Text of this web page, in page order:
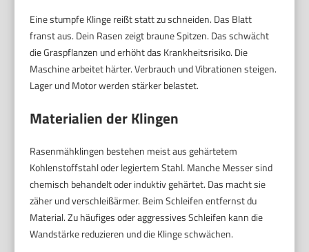
Eine stumpfe Klinge reißt statt zu schneiden. Das Blatt
franst aus. Dein Rasen zeigt braune Spitzen. Das schwächt
die Graspflanzen und erhöht das Krankheitsrisiko. Die
Maschine arbeitet härter. Verbrauch und Vibrationen steigen.
Lager und Motor werden stärker belastet.
Materialien der Klingen
Rasenmähklingen bestehen meist aus gehärtetem
Kohlenstoffstahl oder legiertem Stahl. Manche Messer sind
chemisch behandelt oder induktiv gehärtet. Das macht sie
zäher und verschleißärmer. Beim Schleifen entfernst du
Material. Zu häufiges oder aggressives Schleifen kann die
Wandstärke reduzieren und die Klinge schwächen.